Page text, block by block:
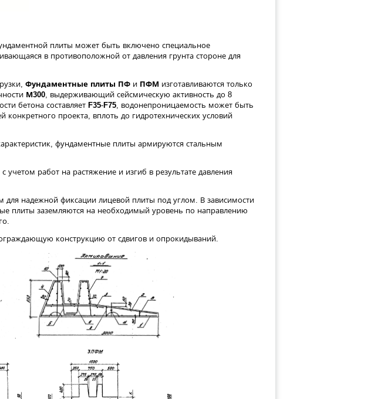
плиты может быть включено специальное
в противоположной от давления грунта стороне для
Фундаментные плиты ПФ и ПФМ изготавливаются только
М300, выдерживающий сейсмическую активность до 8
бетона составляет F35-F75, водонепроницаемость может быть
конкретного проекта, вплоть до гидротехнических условий
фундаментные плиты армируются стальным
учетом работ на растяжение и изгиб в результате давления
для надежной фиксации лицевой плиты под углом. В зависимости
плиты заземляются на необходимый уровень по направлению
конструкцию от сдвигов и опрокидываний.